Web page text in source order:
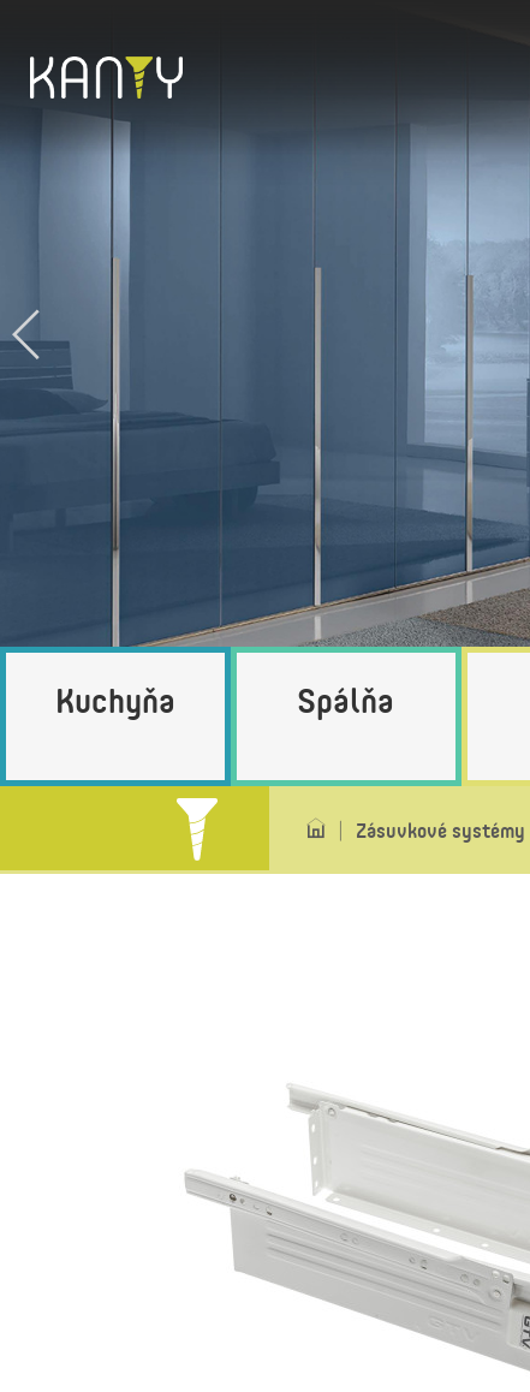
Kuchyňa Spálňa
Zásuvkové systémy